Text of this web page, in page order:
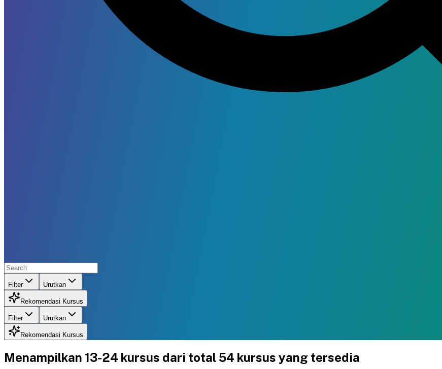
Filter Urutkan
Rekomendasi Kursus
Filter Urutkan
Rekomendasi Kursus
Menampilkan 13-24 kursus dari total54 kursus yang tersedia